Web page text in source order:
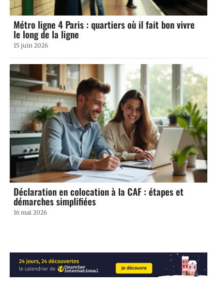
Métro ligne 4 Paris : quartiers où il fait bon vivre
le long de la ligne
15 juin 2026
Déclaration en colocation à la CAF : étapes et
démarches simplifiées
16 mai 2026